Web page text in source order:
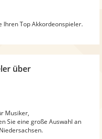
Ihren Top Akkordeonspieler.
über
Musiker,
Sie eine große Auswahl an